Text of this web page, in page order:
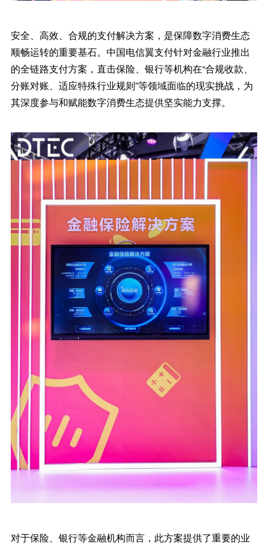
安全、高效、合规的支付解决方案，是保障数字消费生态
顺畅运转的重要基石。中国电信翼支付针对金融行业推出
的全链路支付方案，直击保险、银行等机构在“合规收款、
分账对账、适应特殊行业规则”等领域面临的现实挑战，为
其深度参与和赋能数字消费生态提供坚实能力支撑。
对于保险、银行等金融机构而言，此方案提供了重要的业